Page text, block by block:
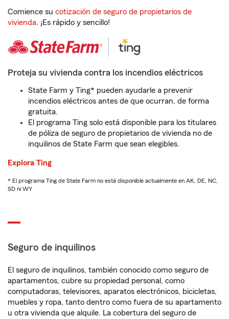
Comience su cotización de seguro de propietarios de
vivienda. ¡Es rápido y sencillo!
Proteja su vivienda contra los incendios eléctricos
State Farm y Ting* pueden ayudarle a prevenir
incendios eléctricos antes de que ocurran, de forma
gratuita.
El programa Ting solo está disponible para los titulares
de póliza de seguro de propietarios de vivienda no de
inquilinos de State Farm que sean elegibles.
Explora Ting
* El programa Ting de State Farm no está disponible actualmente en AK, DE, NC,
SD ni WY
Seguro de inquilinos
El seguro de inquilinos, también conocido como seguro de
apartamentos, cubre su propiedad personal, como
computadoras, televisores, aparatos electrónicos, bicicletas,
muebles y ropa, tanto dentro como fuera de su apartamento
u otra vivienda que alquile. La cobertura del seguro de